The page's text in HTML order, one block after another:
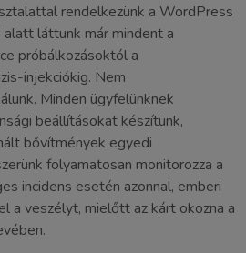
rendelkezünk a WordPress
alatt láttunk már mindent a
próbálkozásoktól a
injekciókig. Nem
Minden ügyfelünknek
beállításokat készítünk,
bővítmények egyedi
folyamatosan monitorozza a
incidens esetén azonnal, emberi
a veszélyt, mielőtt az kárt okozna a